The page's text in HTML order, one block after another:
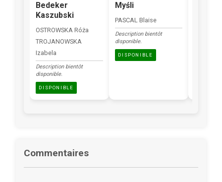
Bedeker
Kaszubski
OSTROWSKA Róża
TROJANOWSKA
Izabela
Description bientôt
disponible.
DISPONIBLE
Myśli
PASCAL Blaise
Description bientôt
disponible.
DISPONIBLE
Commentaires